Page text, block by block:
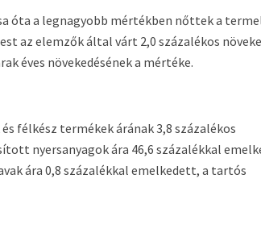
óta a legnagyobb mértékben nőttek a
az elemzők által várt 2,0 százalékos
éves növekedésének a mértéke.
félkész termékek árának 3,8 százalékos
nyersanyagok ára 46,6 százalékkal
ára 0,8 százalékkal emelkedett, a tartós